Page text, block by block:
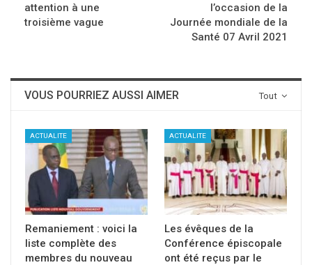
attention à une
troisième vague
l’occasion de la
Journée mondiale de la
Santé 07 Avril 2021
Tout
VOUS POURRIEZ AUSSI AIMER
ACTUALITE
Remaniement : voici la
liste complète des
membres du nouveau
ACTUALITE
Les évêques de la
Conférence épiscopale
ont été reçus par le